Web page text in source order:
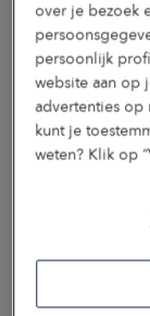
Uit de
over je bezoek
persoonlijk
website aan op
advertenties op
kunt je
weten? Klik op